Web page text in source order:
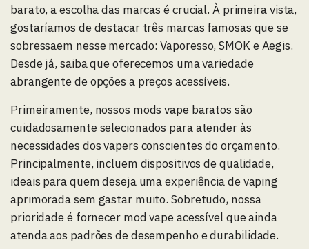
barato, a escolha das marcas é crucial. À primeira vista,
gostaríamos de destacar três marcas famosas que se
sobressaem nesse mercado: Vaporesso, SMOK e Aegis.
Desde já, saiba que oferecemos uma variedade
abrangente de opções a preços acessíveis.
Primeiramente, nossos mods vape baratos são
cuidadosamente selecionados para atender às
necessidades dos vapers conscientes do orçamento.
Principalmente, incluem dispositivos de qualidade,
ideais para quem deseja uma experiência de vaping
aprimorada sem gastar muito. Sobretudo, nossa
prioridade é fornecer mod vape acessível que ainda
atenda aos padrões de desempenho e durabilidade.